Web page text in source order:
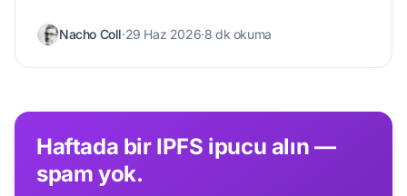
Nacho Coll·29 Haz 2026·8 dk okuma
Haftada bir IPFS ipucu alın —
spam yok.